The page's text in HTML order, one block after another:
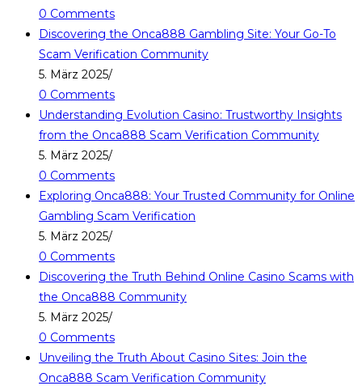
0 Comments
Discovering the Onca888 Gambling Site: Your Go-To
Scam Verification Community
5. März 2025/
0 Comments
Understanding Evolution Casino: Trustworthy Insights
from the Onca888 Scam Verification Community
5. März 2025/
0 Comments
Exploring Onca888: Your Trusted Community for Online
Gambling Scam Verification
5. März 2025/
0 Comments
Discovering the Truth Behind Online Casino Scams with
the Onca888 Community
5. März 2025/
0 Comments
Unveiling the Truth About Casino Sites: Join the
Onca888 Scam Verification Community